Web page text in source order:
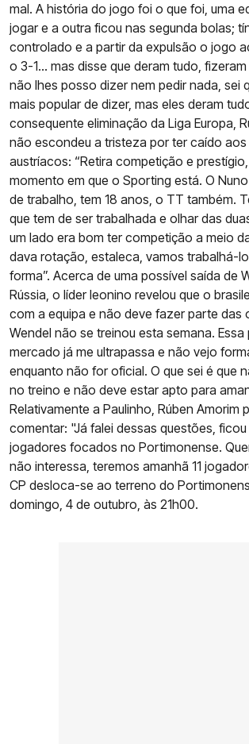
mal. A história do jogo foi o que foi, uma
jogar e a outra ficou nas segunda bolas;
controlado e a partir da expulsão o jogo
o 3-1… mas disse que deram tudo,
não lhes posso dizer nem pedir nada, sei
mais popular de dizer, mas eles deram
consequente eliminação da Liga Europa,
não escondeu a tristeza por ter caído
austríacos: “Retira competição e
momento em que o Sporting está. O
de trabalho, tem 18 anos, o TT também.
que tem de ser trabalhada e olhar das
um lado era bom ter competição a meio
dava rotação, estaleca, vamos trabalhá-
forma”. Acerca de uma possível saída de
Rússia, o líder leonino revelou que o
com a equipa e não deve fazer parte das
Wendel não se treinou esta semana.
mercado já me ultrapassa e não vejo
enquanto não for oficial. O que sei é que
no treino e não deve estar apto para
Relativamente a Paulinho, Rúben Amorim
comentar: "Já falei dessas questões,
jogadores focados no Portimonense.
não interessa, teremos amanhã 11
CP desloca-se ao terreno do
domingo, 4 de outubro, às 21h00.